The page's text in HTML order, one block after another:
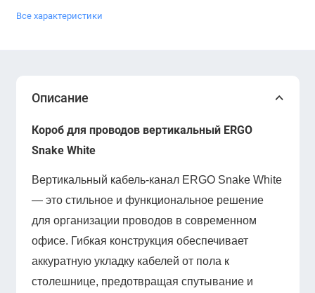
Все характеристики
Описание
Короб для проводов вертикальный ERGO
Snake White
Вертикальный кабель-канал ERGO Snake White
— это стильное и функциональное решение
для организации проводов в современном
офисе. Гибкая конструкция обеспечивает
аккуратную укладку кабелей от пола к
столешнице, предотвращая спутывание и